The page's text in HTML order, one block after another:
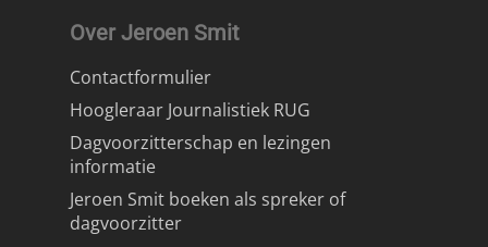
Over Jeroen Smit
Contactformulier
Hoogleraar Journalistiek RUG
Dagvoorzitterschap en lezingen
informatie
Jeroen Smit boeken als spreker of
dagvoorzitter